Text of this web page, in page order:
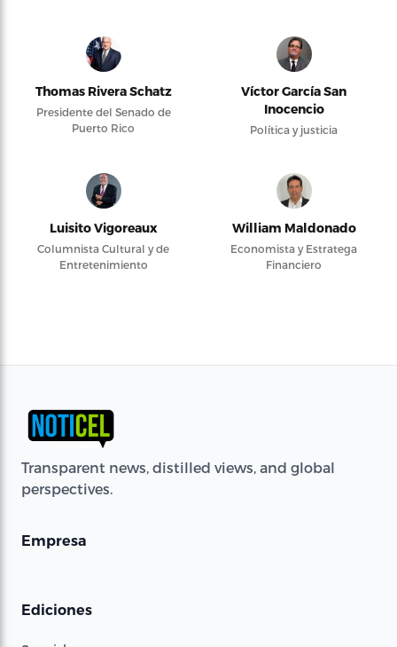
Thomas Rivera Schatz
Presidente del Senado de
Puerto Rico
Víctor García San
Inocencio
Política y justicia
Luisito Vigoreaux
Columnista Cultural y de
Entretenimiento
William Maldonado
Economista y Estratega
Financiero
Transparent news, distilled views, and global
perspectives.
Empresa
Ediciones